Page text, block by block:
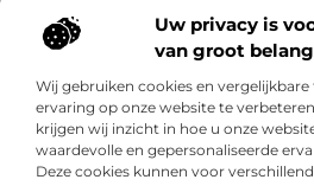
Uw privacy is
van groot belang
Wij gebruiken cookies en
ervaring op onze website te
krijgen wij inzicht in hoe u onze
waardevolle en gepersonaliseerde
Deze cookies kunnen voor
dagelijks leven in al zijn facetten
adviezen tot
Bericht categorie